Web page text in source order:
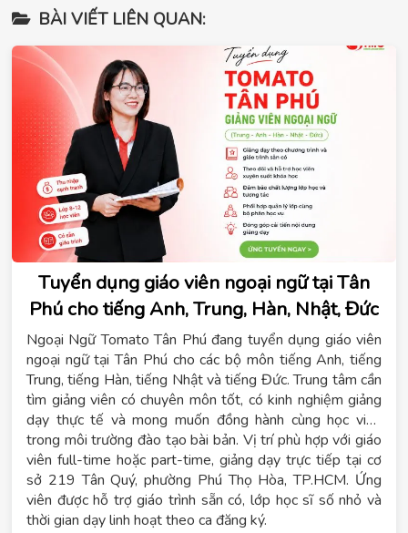
BÀI VIẾT LIÊN QUAN:
Tuyển dụng giáo viên ngoại ngữ tại Tân
Phú cho tiếng Anh, Trung, Hàn, Nhật, Đức
Ngoại Ngữ Tomato Tân Phú đang tuyển dụng giáo viên
ngoại ngữ tại Tân Phú cho các bộ môn tiếng Anh, tiếng
Trung, tiếng Hàn, tiếng Nhật và tiếng Đức. Trung tâm cần
tìm giảng viên có chuyên môn tốt, có kinh nghiệm giảng
dạy thực tế và mong muốn đồng hành cùng học viên
trong môi trường đào tạo bài bản. Vị trí phù hợp với giáo
viên full-time hoặc part-time, giảng dạy trực tiếp tại cơ
sở 219 Tân Quý, phường Phú Thọ Hòa, TP.HCM. Ứng
viên được hỗ trợ giáo trình sẵn có, lớp học sĩ số nhỏ và
thời gian dạy linh hoạt theo ca đăng ký.